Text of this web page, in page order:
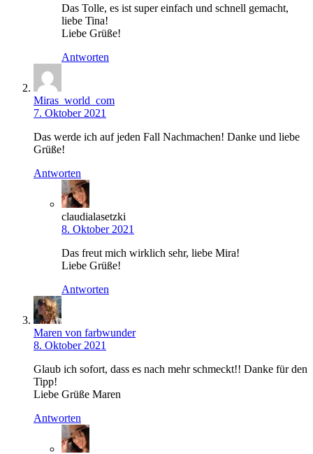
Das Tolle, es ist super einfach und schnell gemacht,
liebe Tina!
Liebe Grüße!
Antworten
Miras_world_com
7. Oktober 2021
Das werde ich auf jeden Fall Nachmachen! Danke und liebe
Grüße!
Antworten
claudialasetzki
8. Oktober 2021
Das freut mich wirklich sehr, liebe Mira!
Liebe Grüße!
Antworten
Maren von farbwunder
8. Oktober 2021
Glaub ich sofort, dass es nach mehr schmeckt!! Danke für den
Tipp!
Liebe Grüße Maren
Antworten